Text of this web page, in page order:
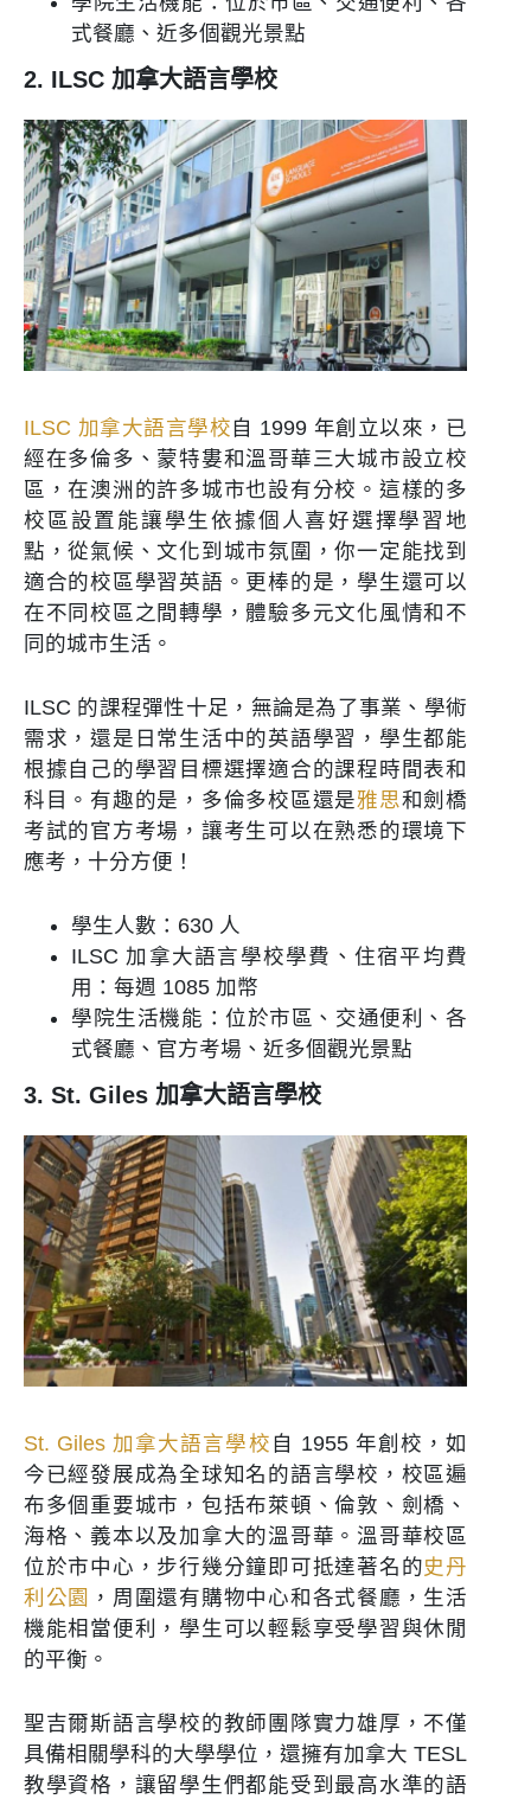
式餐廳、近多個觀光景點
2. ILSC 加拿大語言學校
ILSC 加拿大語言學校自 1999 年創立以來，已
經在多倫多、蒙特婁和溫哥華三大城市設立校
區，在澳洲的許多城市也設有分校。這樣的多
校區設置能讓學生依據個人喜好選擇學習地
點，從氣候、文化到城市氛圍，你一定能找到
適合的校區學習英語。更棒的是，學生還可以
在不同校區之間轉學，體驗多元文化風情和不
同的城市生活。
ILSC 的課程彈性十足，無論是為了事業、學術
需求，還是日常生活中的英語學習，學生都能
根據自己的學習目標選擇適合的課程時間表和
科目。有趣的是，多倫多校區還是雅思和劍橋
考試的官方考場，讓考生可以在熟悉的環境下
應考，十分方便！
學生人數：630 人
ILSC 加拿大語言學校學費、住宿平均費
用：每週 1085 加幣
學院生活機能：位於市區、交通便利、各
式餐廳、官方考場、近多個觀光景點
3. St. Giles 加拿大語言學校
St. Giles 加拿大語言學校 自 1955 年創校，如
今已經發展成為全球知名的語言學校，校區遍
布多個重要城市，包括布萊頓、倫敦、劍橋、
海格、義本以及加拿大的溫哥華。溫哥華校區
位於市中心，步行幾分鐘即可抵達著名的史丹
利公園 ，周圍還有購物中心和各式餐廳，生活
機能相當便利，學生可以輕鬆享受學習與休閒
的平衡。
聖吉爾斯語言學校的教師團隊實力雄厚，不僅
具備相關學科的大學學位，還擁有加拿大 TESL
教學資格，讓留學生們都能受到最高水準的語